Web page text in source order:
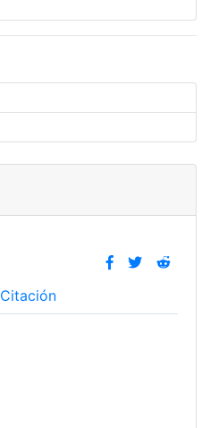
Citación